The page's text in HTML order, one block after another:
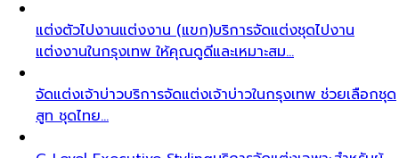
แต่งตัวไปงานแต่งงาน (แขก)บริการจัดแต่งชุดไปงาน
แต่งงานในกรุงเทพ ให้คุณดูดีและเหมาะสม…
จัดแต่งเจ้าบ่าวบริการจัดแต่งเจ้าบ่าวในกรุงเทพ ช่วยเลือกชุด
สูท ชุดไทย…